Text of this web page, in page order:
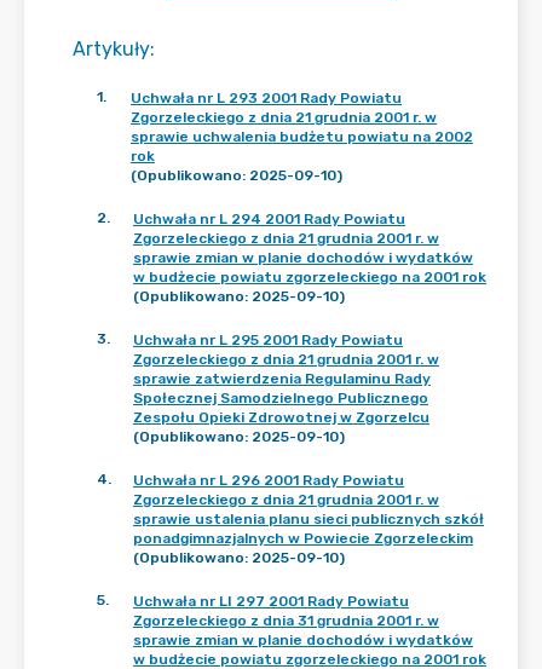
Artykuły:
1.
Uchwała nr L 293 2001 Rady Powiatu
Zgorzeleckiego z dnia 21 grudnia 2001 r. w
sprawie uchwalenia budżetu powiatu na 2002
rok
(Opublikowano: 2025-09-10)
2.
Uchwała nr L 294 2001 Rady Powiatu
Zgorzeleckiego z dnia 21 grudnia 2001 r. w
sprawie zmian w planie dochodów i wydatków
w budżecie powiatu zgorzeleckiego na 2001 rok
(Opublikowano: 2025-09-10)
3.
Uchwała nr L 295 2001 Rady Powiatu
Zgorzeleckiego z dnia 21 grudnia 2001 r. w
sprawie zatwierdzenia Regulaminu Rady
Społecznej Samodzielnego Publicznego
Zespołu Opieki Zdrowotnej w Zgorzelcu
(Opublikowano: 2025-09-10)
4.
Uchwała nr L 296 2001 Rady Powiatu
Zgorzeleckiego z dnia 21 grudnia 2001 r. w
sprawie ustalenia planu sieci publicznych szkół
ponadgimnazjalnych w Powiecie Zgorzeleckim
(Opublikowano: 2025-09-10)
5.
Uchwała nr LI 297 2001 Rady Powiatu
Zgorzeleckiego z dnia 31 grudnia 2001 r. w
sprawie zmian w planie dochodów i wydatków
w budżecie powiatu zgorzeleckiego na 2001 rok